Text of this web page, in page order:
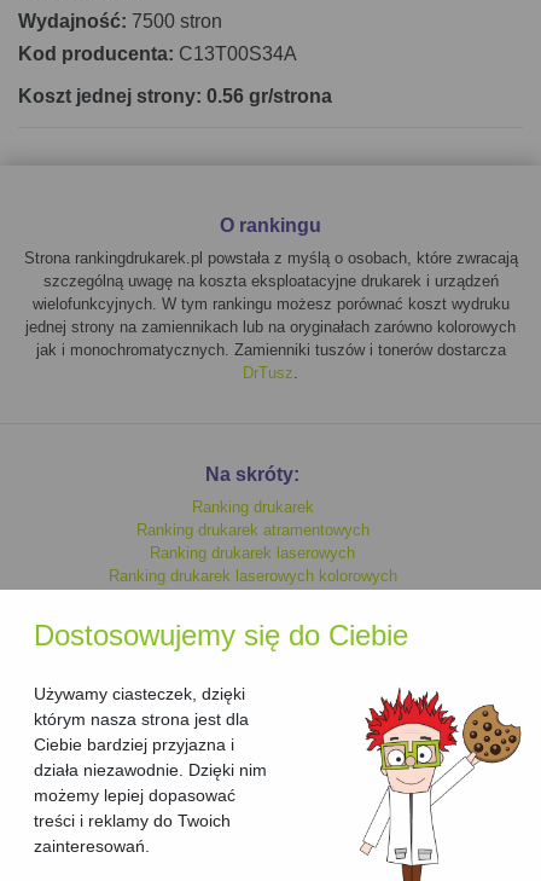
Dostosowujemy się do Ciebie
Używamy ciasteczek, dzięki
którym nasza strona jest dla
Ciebie bardziej przyjazna i
działa niezawodnie. Dzięki nim
możemy lepiej dopasować
treści i reklamy do Twoich
zainteresowań.
Wydajność: 7500 stron
Kod producenta: C13T00S34A
Koszt jednej strony: 0.56 gr/strona
O rankingu
Strona rankingdrukarek.pl powstała z myślą o osobach, które zwracają
szczególną uwagę na koszta eksploatacyjne drukarek i urządzeń
wielofunkcyjnych. W tym rankingu możesz porównać koszt wydruku
jednej strony na zamiennikach lub na oryginałach zarówno kolorowych
jak i monochromatycznych. Zamienniki tuszów i tonerów dostarcza
DrTusz.
Na skróty:
Ranking drukarek
Ranking drukarek atramentowych
Ranking drukarek laserowych
Ranking drukarek laserowych kolorowych
Ranking drukarek kolorowych
Ranking drukarek laserowych
Ranking drukarek atramentowych monochromatycznych
Ranking urzadzen wielofunkcyjnych
Ranking urzadzen wielofunkcyjnych laserowych
Ranking urzadzen wielofunkcyjnych laserowych kolorowych
Ranking urzadzen wielofunkcyjnych kolorowych
Ranking urzadzen wielofunkcyjnych atramentowych kolorowych
Ranking urzadzen wielofunkcyjnych atramentowych